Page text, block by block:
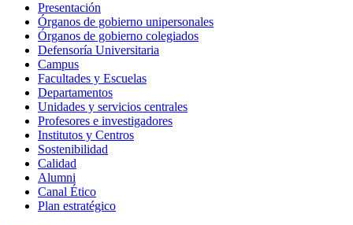
Presentación
Órganos de gobierno unipersonales
Órganos de gobierno colegiados
Defensoría Universitaria
Campus
Facultades y Escuelas
Departamentos
Unidades y servicios centrales
Profesores e investigadores
Institutos y Centros
Sostenibilidad
Calidad
Alumni
Canal Ético
Plan estratégico